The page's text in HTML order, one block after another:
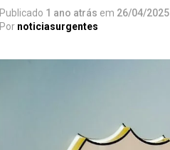
Publicado 1 ano atrás em 26/04/2025
Por noticiasurgentes